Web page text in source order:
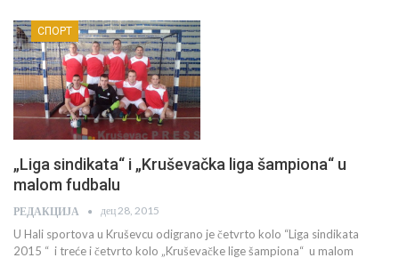
СПОРТ
„Liga sindikata“ i „Kruševačka liga šampiona“ u
malom fudbalu
РЕДАКЦИЈА дец 28, 2015
U Hali sportova u Kruševcu odigrano je četvrto kolo “Liga sindikata
2015 “ i treće i četvrto kolo „Kruševačke lige šampiona“ u malom